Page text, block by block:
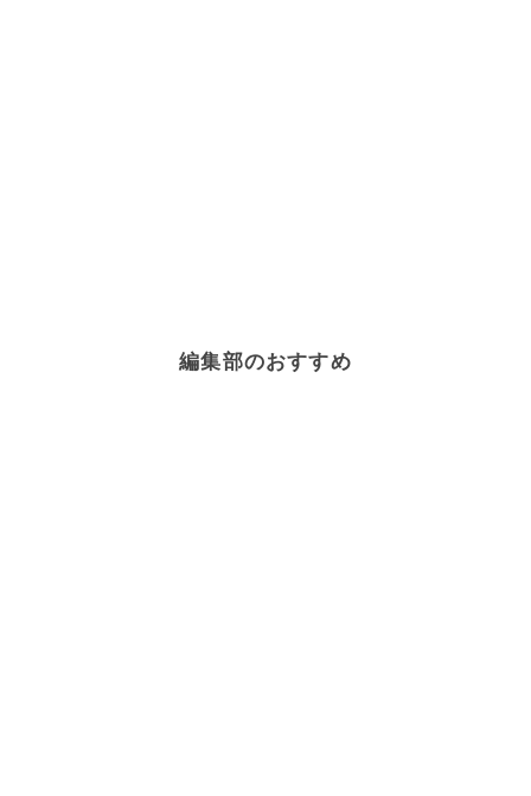
編集部のおすすめ